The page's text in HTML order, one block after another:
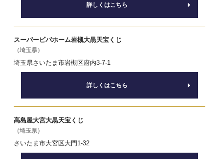
詳しくはこちら
スーパービバホーム岩槻大黒天宝くじ
（埼玉県）
埼玉県さいたま市岩槻区府内3-7-1
詳しくはこちら
高島屋大宮大黒天宝くじ
（埼玉県）
さいたま市大宮区大門1-32